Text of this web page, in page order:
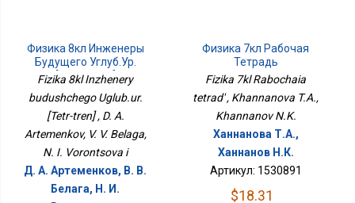
Физика 8кл Инженеры
Будущего Углуб.ур.
[Тетр-Трен]
Fizika 8kl Inzhenery
budushchego Uglub.ur.
[Tetr-tren] , D. A.
Artemenkov, V. V. Belaga,
N. I. Vorontsova i
Д. А. Артеменков, В. В.
Белага, Н. И.
Физика 7кл Рабочая
Тетрадь
Fizika 7kl Rabochaia
tetrad' , Khannanova T.A.,
Khannanov N.K.
Ханнанова Т.А.,
Ханнанов Н.К.
Артикул: 1530891
$18.31